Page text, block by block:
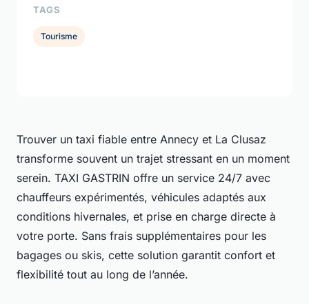
Trouver un taxi fiable entre Annecy et La Clusaz
transforme souvent un trajet stressant en un moment
serein. TAXI GASTRIN offre un service 24/7 avec
chauffeurs expérimentés, véhicules adaptés aux
conditions hivernales, et prise en charge directe à
votre porte. Sans frais supplémentaires pour les
bagages ou skis, cette solution garantit confort et
flexibilité tout au long de l’année.
TAGS
Tourisme